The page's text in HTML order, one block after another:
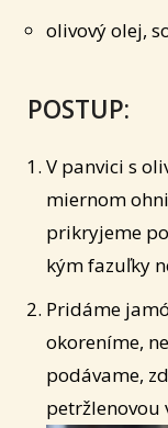
olivový olej,
POSTUP:
V panvici s
miernom
prikryjeme
kým fazuľky
Pridáme
okoreníme,
podávame,
petržlenovou